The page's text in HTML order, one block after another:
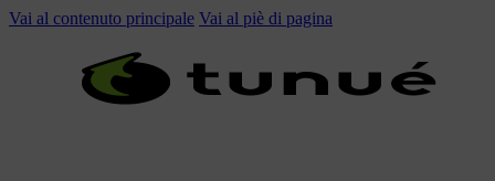
Vai al contenuto principale Vai al piè di pagina